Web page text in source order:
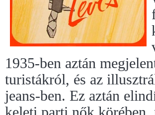
1935-ben aztán
turistákról, és az
jeans-ben. Ez aztán